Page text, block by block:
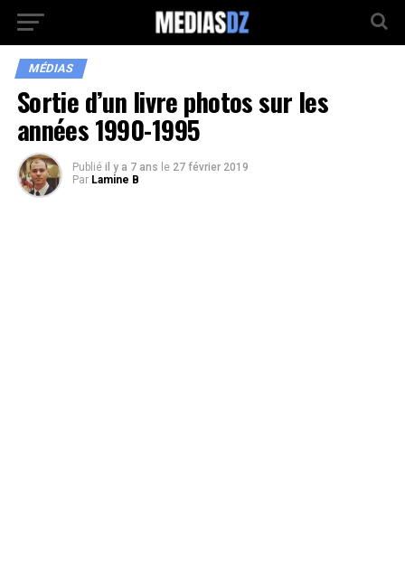
MÉDIAS
Sortie d’un livre photos sur les
années 1990-1995
Publié il y a 7 ans le 27 février 2019
Par Lamine B